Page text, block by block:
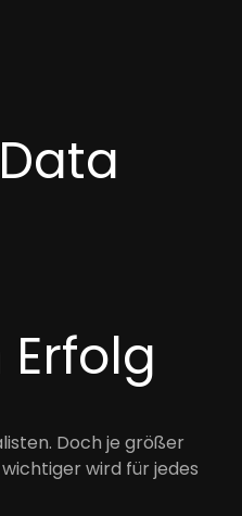
Doch je größer
wird für jedes